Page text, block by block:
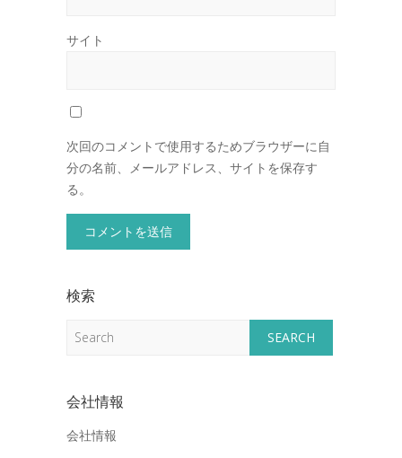
サイト
次回のコメントで使用するためブラウザーに自
分の名前、メールアドレス、サイトを保存す
る。
検索
Search
会社情報
会社情報